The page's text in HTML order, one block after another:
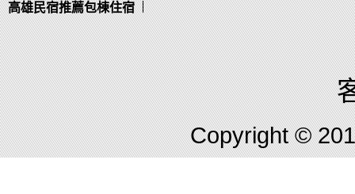
高雄民宿推薦包棟住宿
Copyright ©